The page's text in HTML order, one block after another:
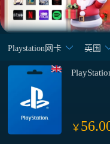
Playstation网卡 英国
￥